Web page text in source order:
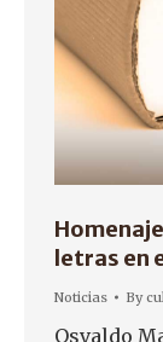
letras en
Noticias By
Osvaldo